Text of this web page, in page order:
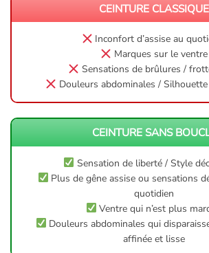
CEINTURE CLASSIQUE
Inconfort d’assise au
Marques sur le ventre
Sensations de brûlures /
Douleurs abdominales /
CEINTURE SANS
Sensation de liberté / Style
Plus de gêne assise ou sensations
quotidien
Ventre qui n’est plus
Douleurs abdominales qui
affinée et lisse